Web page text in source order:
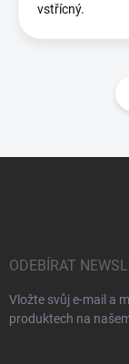
vstřícný.
ODEBÍRAT
Vložte svůj e-mail a
produktech na